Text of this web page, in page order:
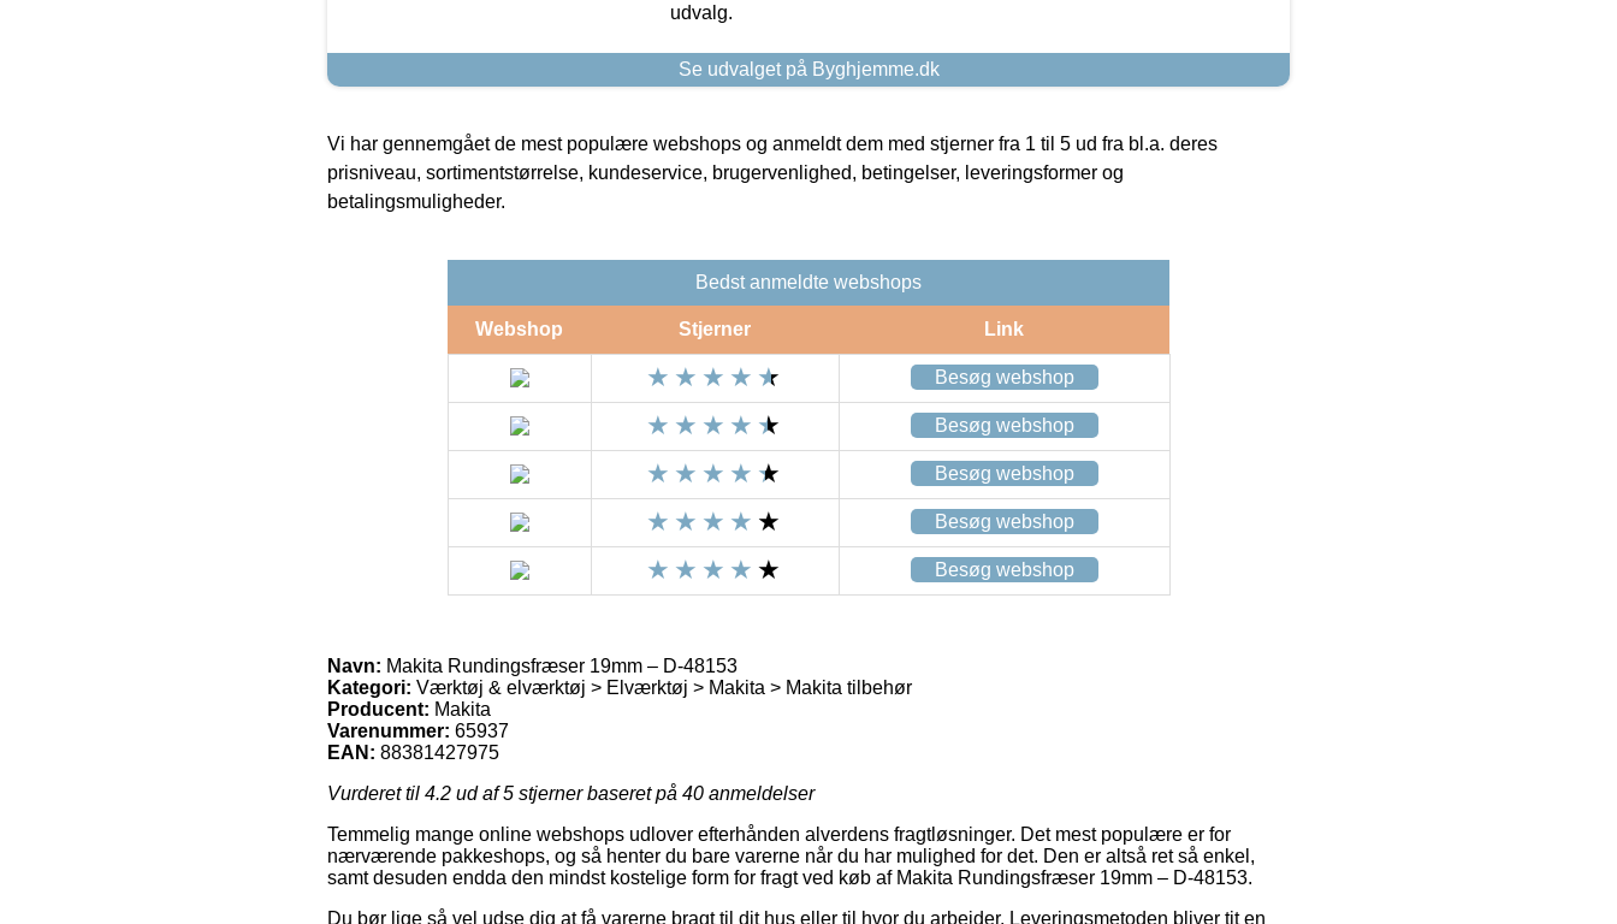
udvalg.
Se udvalget på Byghjemme.dk
Vi har gennemgået de mest populære webshops og anmeldt dem med stjerner fra 1 til 5 ud fra bl.a. deres
prisniveau, sortimentstørrelse, kundeservice, brugervenlighed, betingelser, leveringsformer og
betalingsmuligheder.
Bedst anmeldte webshops
Webshop Stjerner Link
Besøg webshop
Besøg webshop
Besøg webshop
Besøg webshop
Besøg webshop
Navn: Makita Rundingsfræser 19mm – D-48153
Kategori: Værktøj & elværktøj > Elværktøj > Makita > Makita tilbehør
Producent: Makita
Varenummer: 65937
EAN: 88381427975
Vurderet til 4.2 ud af 5 stjerner baseret på 40 anmeldelser
Temmelig mange online webshops udlover efterhånden alverdens fragtløsninger. Det mest populære er for
nærværende pakkeshops, og så henter du bare varerne når du har mulighed for det. Den er altså ret så enkel,
samt desuden endda den mindst kostelige form for fragt ved køb af Makita Rundingsfræser 19mm – D-48153.
Du bør lige så vel udse dig at få varerne bragt til dit hus eller til hvor du arbejder. Leveringsmetoden bliver tit en